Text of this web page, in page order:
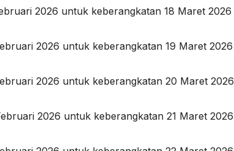
2026 untuk keberangkatan 18 Maret 2026
2026 untuk keberangkatan 19 Maret 2026
2026 untuk keberangkatan 20 Maret 2026
2026 untuk keberangkatan 21 Maret 2026